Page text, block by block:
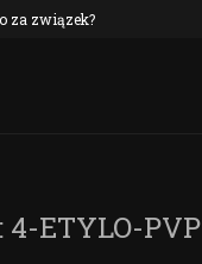
za związek?
4-ETYLO-PVP